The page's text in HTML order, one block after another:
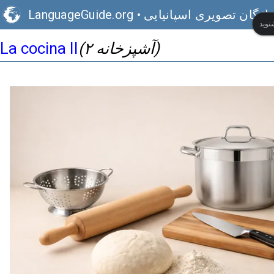
LanguageGuide.org • تصویری اسپانیایی
La cocina II (آشپزخانه ۲)